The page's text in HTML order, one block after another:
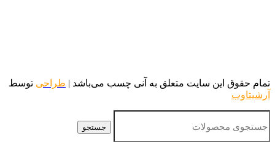
تمام حقوق این سایت متعلق به آنی چسب می‌باشد | طراحی توسط
آرشیتاوب
جستجو